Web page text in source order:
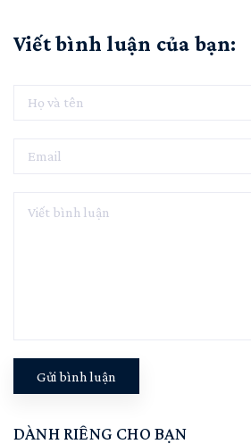
Viết bình luận của bạn:
Gửi bình luận
DÀNH RIÊNG CHO BẠN